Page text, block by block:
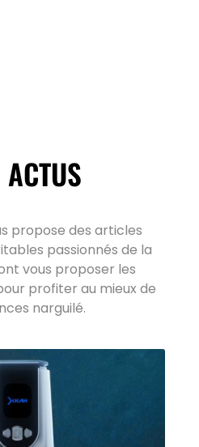
propose des articles
passionnés de la
vous proposer les
profiter au mieux de
narguilé.